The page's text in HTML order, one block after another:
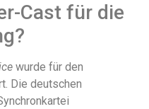
Cast für die
wurde für den
Die deutschen